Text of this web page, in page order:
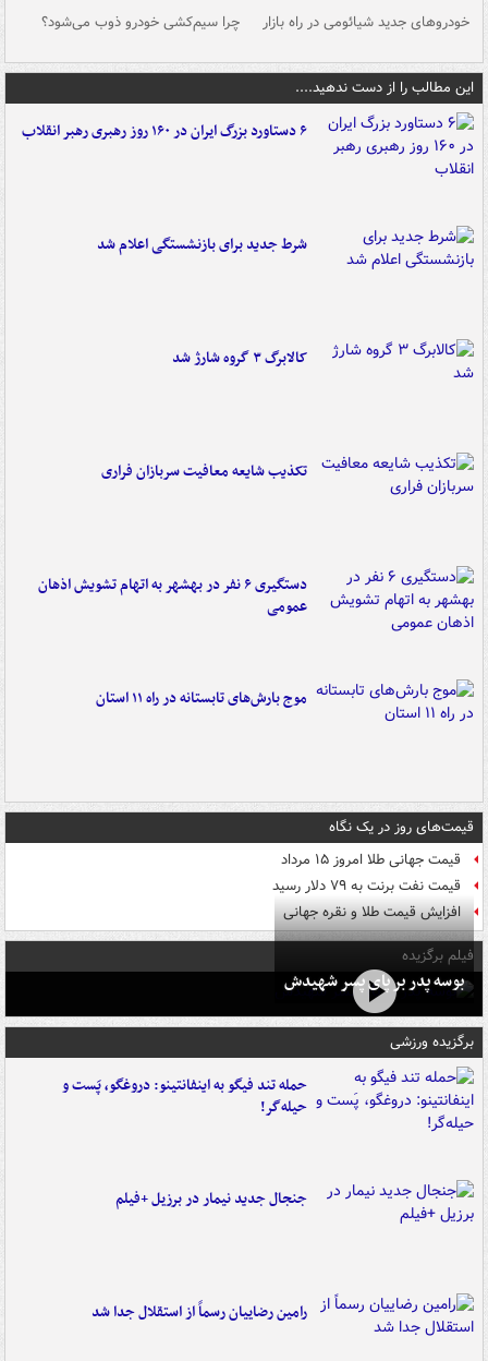
خودروهای جدید شیائومی در راه بازار چرا سیم‌کشی خودرو ذوب می‌شود؟
این مطالب را از دست ندهید....
۶ دستاورد بزرگ ایران در ۱۶۰ روز رهبری رهبر انقلاب
شرط جدید برای بازنشستگی اعلام شد
کالابرگ ۳ گروه شارژ شد
تکذیب شایعه معافیت سربازان فراری
دستگیری ۶ نفر در بهشهر به اتهام تشویش اذهان
عمومی
موج بارش‌های تابستانه در راه ۱۱ استان
قیمت‌های روز در یک نگاه
قیمت جهانی طلا امروز ۱۵ مرداد
قیمت نفت برنت به ۷۹ دلار رسید
افزایش قیمت طلا و نقره جهانی
فیلم برگزیده
بوسه‌ پدر بر پای پسر شهیدش
برگزیده ورزشی
حمله تند فیگو به اینفانتینو: دروغگو، پَست‌ و
حیله‌گر!
جنجال جدید نیمار در برزیل +فیلم
رامین رضاییان رسماً از استقلال جدا شد